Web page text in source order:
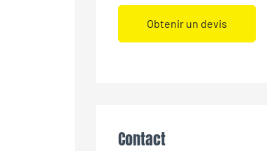
Obtenir un devis
Contact